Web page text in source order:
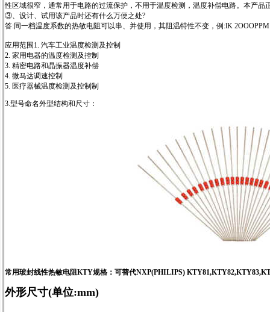
性区域很窄，通常用于电路的过流保护，不用于温度检测，温度补偿电路。本产品
③、设计、试用该产品时还有什么万便之处?
答:同一档温度系数的热敏电阻可以串、并使用，其阻温特性不变，例:lK
应用范围1. 汽车工业温度检测及控制
2. 家用电器的温度检测及控制
3. 精密电路和晶振器温度补偿
4. 微马达调速控制
5. 医疗器械温度检测及控制制
3.型号命名外型结构和尺寸：
常用玻封线性热敏电阻KTY规格：可替代NXP(PHILIPS)
外形尺寸(单位:mm)